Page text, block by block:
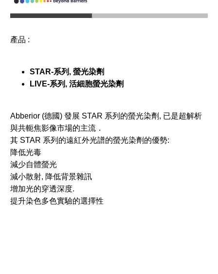
產品 :
STAR-系列, 螢光染劑
LIVE-系列, 活細胞螢光染劑
Abberior (德國) 發展 STAR 系列的螢光染劑, 已是超解析
與共軛焦影像市場的主流．
其 STAR 系列的遠紅外光譜的螢光染劑的優勢:
降低光毒
減少自體螢光
減小散射, 降低背景雜訊
增加光的穿透深度.
提升染色多色實驗的選擇性